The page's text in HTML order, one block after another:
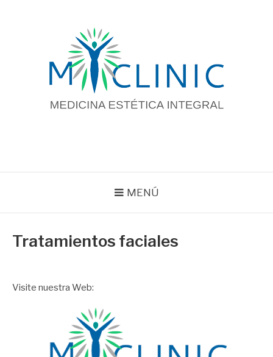
MENÚ
Tratamientos faciales
Visite nuestra Web: